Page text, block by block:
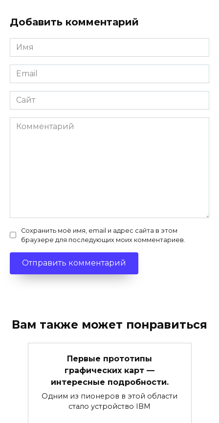
Добавить комментарий
Имя
*
Email
*
Сайт
Комментарий
Сохранить моё имя, email и адрес сайта в этом
браузере для последующих моих комментариев.
Вам также может понравиться
Первые прототипы
графических карт —
интересные подробности.
Одним из пионеров в этой области
стало устройство IBM